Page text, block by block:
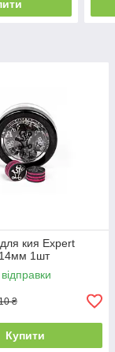
кия Expert
1шт
₴
Купити